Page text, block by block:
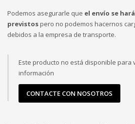
Podemos asegurarle que el envío se
previstospero no podemos hacernos
debidos a la empresa de transporte.
Este producto no está disponible para
información
CONTACTE CON NOSOTROS